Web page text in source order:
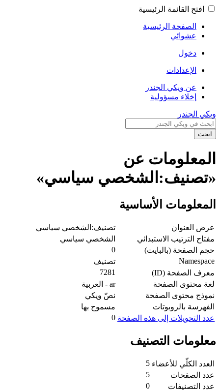
افتح القائمة الرئيسية
الصفحة الرئيسية
عشوائي
دخول
الإعدادات
عن ويكي الجندر
إخلاء مسؤولية
ويكي الجندر
ابحث
المعلومات عن
«تصنيف:الشخصي سياسي»
المعلومات الأساسية
عرض العنوان
تصنيف:الشخصي سياسي
مفتاح الترتيب الاستبدائي
الشخصي سياسي
حجم الصفحة (بالبايت)
0
Namespace
تصنيف
معرف الصفحة (ID)
7281
لغة محتوى الصفحة
ar - العربية
نموذج محتوى الصفحة
نصّ ويكي
الفهرسة بالروبوتات
مسموح بها
عدد التحويلات إلى هذه الصفحة 0
معلومات التصنيف
العدد الكلّي للأعضاء 5
عدد الصفحات
5
عدد التصنيفات
0